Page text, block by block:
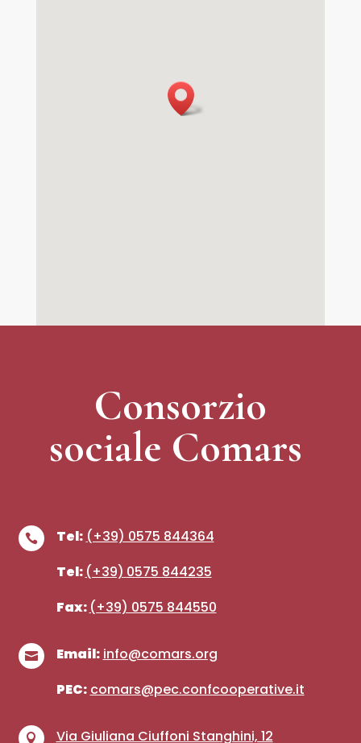
Consorzio
sociale Comars
 Tel: (+39) 0575 844364
Tel: (+39) 0575 844235
Fax: (+39) 0575 844550
 Email: info@comars.org
PEC: comars@pec.confcooperative.it

Via Giuliana Ciuffoni Stanghini, 12